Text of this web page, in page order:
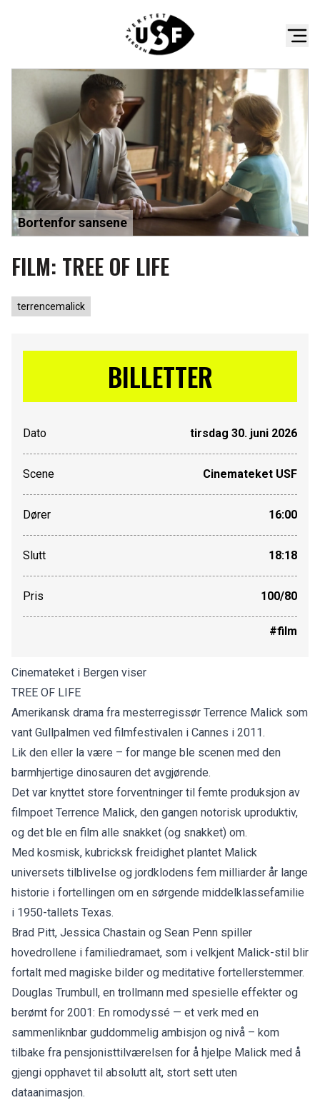
Bortenfor sansene
FILM: TREE OF LIFE
terrencemalick
BILLETTER
Dato tirsdag 30. juni 2026
Scene Cinemateket USF
Dører 16:00
Slutt 18:18
Pris 100/80
#film
Cinemateket i Bergen viser
TREE OF LIFE
Amerikansk drama fra mesterregissør Terrence Malick som
vant Gullpalmen ved filmfestivalen i Cannes i 2011.
Lik den eller la være – for mange ble scenen med den
barmhjertige dinosauren det avgjørende.
Det var knyttet store forventninger til femte produksjon av
filmpoet Terrence Malick, den gangen notorisk uproduktiv,
og det ble en film alle snakket (og snakket) om.
Med kosmisk, kubricksk freidighet plantet Malick
universets tilblivelse og jordklodens fem milliarder år lange
historie i fortellingen om en sørgende middelklassefamilie
i 1950-tallets Texas.
Brad Pitt, Jessica Chastain og Sean Penn spiller
hovedrollene i familiedramaet, som i velkjent Malick-stil blir
fortalt med magiske bilder og meditative fortellerstemmer.
Douglas Trumbull, en trollmann med spesielle effekter og
berømt for 2001: En romodyssé — et verk med en
sammenliknbar guddommelig ambisjon og nivå – kom
tilbake fra pensjonisttilværelsen for å hjelpe Malick med å
gjengi opphavet til absolutt alt, stort sett uten
dataanimasjon.